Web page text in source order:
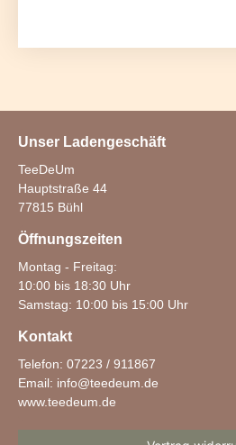
Unser Ladengeschäft
TeeDeUm
Hauptstraße 44
77815 Bühl
Öffnungszeiten
Montag - Freitag:
10:00 bis 18:30 Uhr
Samstag: 10:00 bis 15:00 Uhr
Kontakt
Telefon: 07223 / 911867
Email: info@teedeum.de
www.teedeum.de